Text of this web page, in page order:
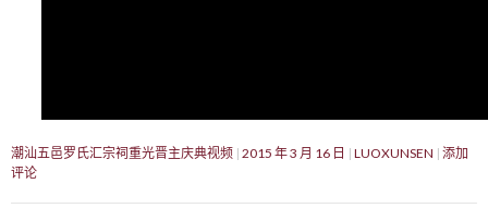
潮汕五邑罗氏汇宗祠重光晋主庆典视频 2015 年 3 月 16 日 LUOXUNSEN 添加
评论